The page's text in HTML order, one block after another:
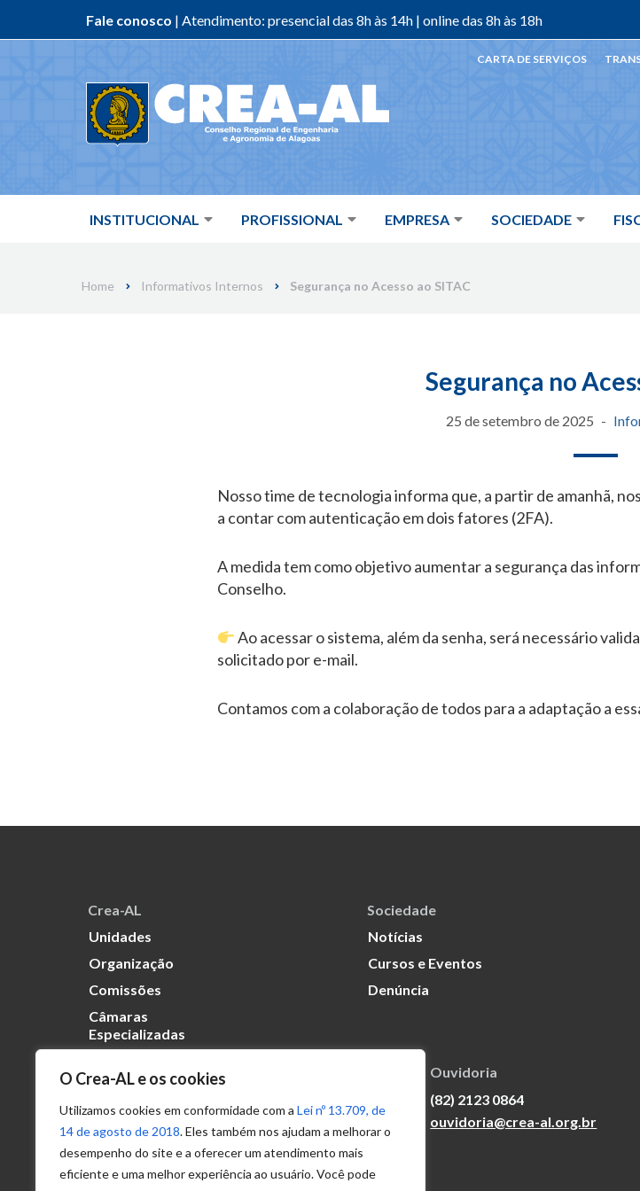
O Crea-AL e os cookies
Utilizamos cookies em conformidade com a Lei nº 13.709, de
14 de agosto de 2018. Eles também nos ajudam a melhorar o
desempenho do site e a oferecer um atendimento mais
eficiente e uma melhor experiência ao usuário. Você pode
Fale conosco | Atendimento: presencial das 8h às 14h | online das 8h às 18h
INSTITUCIONAL PROFISSIONAL EMPRESA SOCIEDADE
CARTA DE SERVIÇOS
Home Informativos Internos Segurança no Acesso ao SITAC
Segurança no
25 de setembro de 2025
Nosso time de tecnologia informa que, a partir de amanhã,
a contar com autenticação em dois fatores (2FA).
A medida tem como objetivo aumentar a segurança das
Conselho.
Ao acessar o sistema, além da senha, será necessário
solicitado por e-mail.
Contamos com a colaboração de todos para a adaptação a
Crea-AL
Unidades
Organização
Comissões
Câmaras
Especializadas
Sociedade
Notícias
Cursos e Eventos
Denúncia
Transparência
Portal
Acesso à
Informação
Política de
Ouvidoria
(82) 2123 0864
ouvidoria@crea-al.org.br